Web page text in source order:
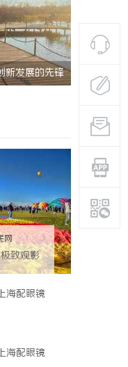
新发展的先锋 上海工业
网
致观影
海配眼镜
海配眼镜